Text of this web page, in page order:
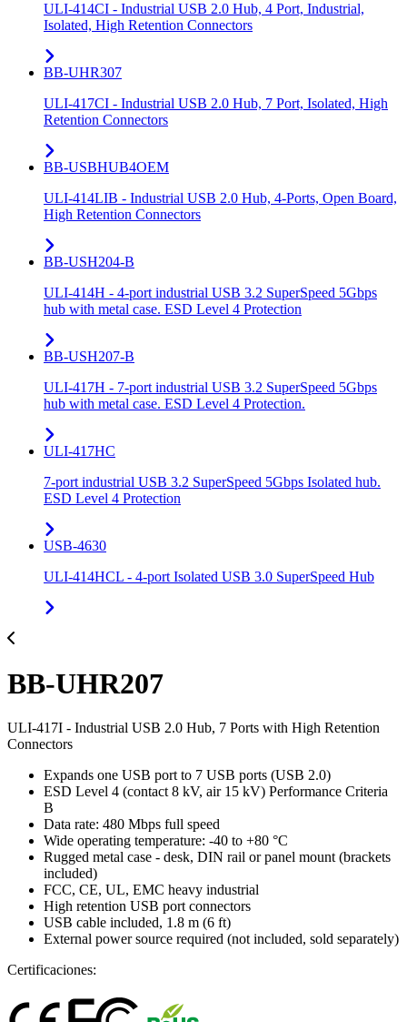
ULI-414CI - Industrial USB 2.0 Hub, 4 Port, Industrial,
Isolated, High Retention Connectors
BB-UHR307
ULI-417CI - Industrial USB 2.0 Hub, 7 Port, Isolated, High
Retention Connectors
BB-USBHUB4OEM
ULI-414LIB - Industrial USB 2.0 Hub, 4-Ports, Open Board,
High Retention Connectors
BB-USH204-B
ULI-414H - 4-port industrial USB 3.2 SuperSpeed 5Gbps
hub with metal case. ESD Level 4 Protection
BB-USH207-B
ULI-417H - 7-port industrial USB 3.2 SuperSpeed 5Gbps
hub with metal case. ESD Level 4 Protection.
ULI-417HC
7-port industrial USB 3.2 SuperSpeed 5Gbps Isolated hub.
ESD Level 4 Protection
USB-4630
ULI-414HCL - 4-port Isolated USB 3.0 SuperSpeed Hub
BB-UHR207
ULI-417I - Industrial USB 2.0 Hub, 7 Ports with High Retention
Connectors
Expands one USB port to 7 USB ports (USB 2.0)
ESD Level 4 (contact 8 kV, air 15 kV) Performance Criteria
B
Data rate: 480 Mbps full speed
Wide operating temperature: -40 to +80 °C
Rugged metal case - desk, DIN rail or panel mount (brackets
included)
FCC, CE, UL, EMC heavy industrial
High retention USB port connectors
USB cable included, 1.8 m (6 ft)
External power source required (not included, sold separately)
Certificaciones: